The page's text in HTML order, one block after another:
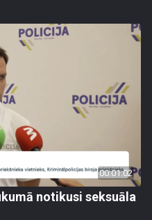
00:01:02
notikusi seksuāla